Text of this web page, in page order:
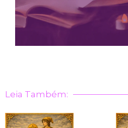
Leia Também: